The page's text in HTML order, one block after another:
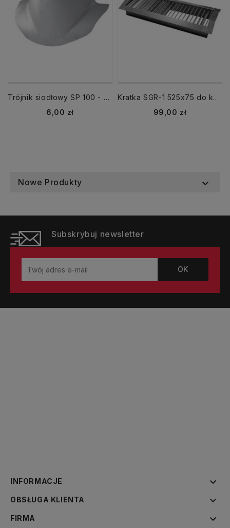
Trójnik siodłowy SP 100 - 80
Cena
6,00 zł
Kratka SGR-1 525x75 do kanału spiro
Cena
99,00 zł
Nowe Produkty 
Subskrybuj newsletter
INFORMACJE 
OBSŁUGA KLIENTA 
FIRMA 